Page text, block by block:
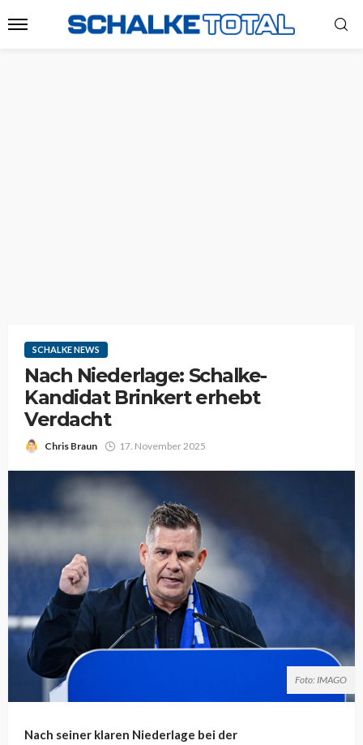
SCHALKE NEWS
Nach Niederlage: Schalke-
Kandidat Brinkert erhebt
Verdacht
Chris Braun 17. November 2025
Foto: IMAGO
Nach seiner klaren Niederlage bei der